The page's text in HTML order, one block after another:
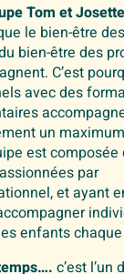
Tom et
le bien-être
bien-être des
C’est
avec des
un
est
par
et ayant
enfants chaque
c’est